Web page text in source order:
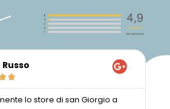

lo store di san Giorgio a